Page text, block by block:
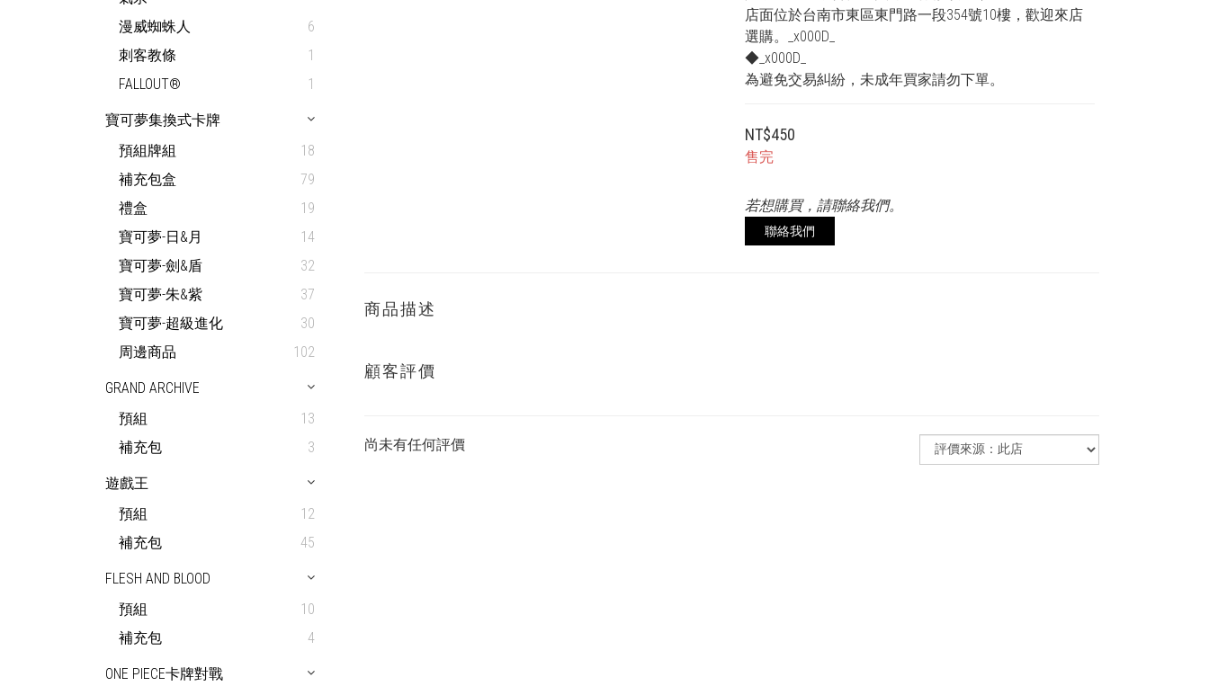
漫威蜘蛛人
6
刺客教條
1
FALLOUT®
1
寶可夢集換式卡牌
預組牌組
18
補充包盒
79
禮盒
19
寶可夢-日&月
14
寶可夢-劍&盾
32
寶可夢-朱&紫
37
寶可夢-超級進化
30
周邊商品
102
GRAND ARCHIVE
預組
13
補充包
3
遊戲王
預組
12
補充包
45
FLESH AND BLOOD
預組
10
補充包
4
ONE PIECE卡牌對戰
店面位於台南市東區東門路一段354號10樓，歡迎來店
選購。_x000D_
◆_x000D_
為避免交易糾紛，未成年買家請勿下單。
NT$450
售完
若想購買，請聯絡我們。
聯絡我們
商品描述
顧客評價
尚未有任何評價